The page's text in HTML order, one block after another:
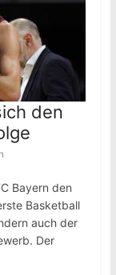
den
Bayern den
Basketball
auch der
Der